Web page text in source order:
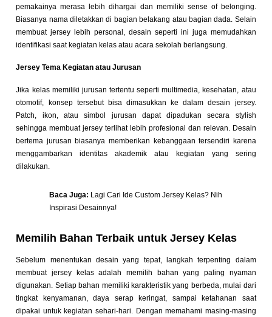
pemakainya merasa lebih dihargai dan memiliki sense of belonging.
Biasanya nama diletakkan di bagian belakang atau bagian dada. Selain
membuat jersey lebih personal, desain seperti ini juga memudahkan
identifikasi saat kegiatan kelas atau acara sekolah berlangsung.
Jersey Tema Kegiatan atau Jurusan
Jika kelas memiliki jurusan tertentu seperti multimedia, kesehatan, atau
otomotif, konsep tersebut bisa dimasukkan ke dalam desain jersey.
Patch, ikon, atau simbol jurusan dapat dipadukan secara stylish
sehingga membuat jersey terlihat lebih profesional dan relevan. Desain
bertema jurusan biasanya memberikan kebanggaan tersendiri karena
menggambarkan identitas akademik atau kegiatan yang sering
dilakukan.
Baca Juga: Lagi Cari Ide Custom Jersey Kelas? Nih
Inspirasi Desainnya!
Memilih Bahan Terbaik untuk Jersey Kelas
Sebelum menentukan desain yang tepat, langkah terpenting dalam
membuat jersey kelas adalah memilih bahan yang paling nyaman
digunakan. Setiap bahan memiliki karakteristik yang berbeda, mulai dari
tingkat kenyamanan, daya serap keringat, sampai ketahanan saat
dipakai untuk kegiatan sehari-hari. Dengan memahami masing-masing